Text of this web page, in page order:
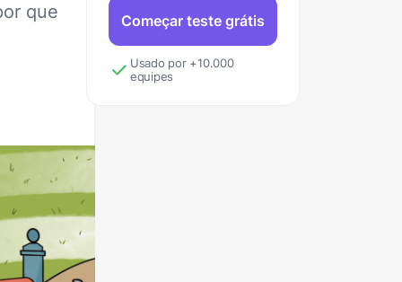
que Começar teste grátis
Usado por +10.000
equipes